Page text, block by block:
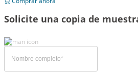
Solicite una copia de